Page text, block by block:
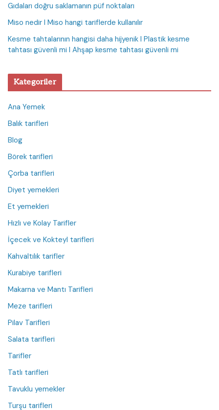
Gıdaları doğru saklamanın püf noktaları
Miso nedir I Miso hangi tariflerde kullanılır
Kesme tahtalarının hangisi daha hijyenik I Plastik kesme
tahtası güvenli mi I Ahşap kesme tahtası güvenli mi
Kategoriler
Ana Yemek
Balık tarifleri
Blog
Börek tarifleri
Çorba tarifleri
Diyet yemekleri
Et yemekleri
Hızlı ve Kolay Tarifler
İçecek ve Kokteyl tarifleri
Kahvaltılık tarifler
Kurabiye tarifleri
Makarna ve Mantı Tarifleri
Meze tarifleri
Pilav Tarifleri
Salata tarifleri
Tarifler
Tatlı tarifleri
Tavuklu yemekler
Turşu tarifleri